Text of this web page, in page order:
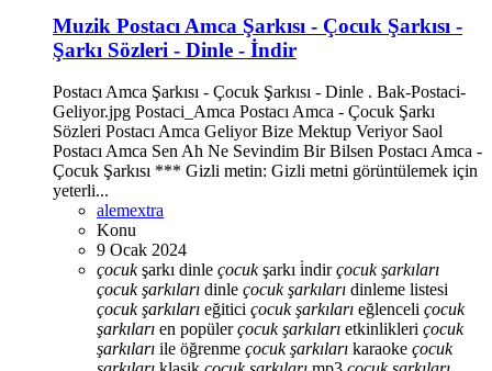
Muzik Postacı Amca Şarkısı - Çocuk Şarkısı -
Şarkı Sözleri - Dinle - İndir
Postacı Amca Şarkısı - Çocuk Şarkısı - Dinle . Bak-Postaci-
Geliyor.jpg Postaci_Amca Postacı Amca - Çocuk Şarkı
Sözleri Postacı Amca Geliyor Bize Mektup Veriyor Saol
Postacı Amca Sen Ah Ne Sevindim Bir Bilsen Postacı Amca -
Çocuk Şarkısı *** Gizli metin: Gizli metni görüntülemek için
yeterli...
alemextra
Konu
9 Ocak 2024
çocukşarkı dinle çocukşarkı i̇ndirçocuk şarkıları
çocuk şarkıları dinle çocuk şarkıları dinleme listesi
çocuk şarkıları eğitici çocuk şarkıları eğlenceli çocuk
şarkıları en popülerçocuk şarkıları etkinlikleri çocuk
şarkıları ile öğrenme çocuk şarkıları karaoke çocuk